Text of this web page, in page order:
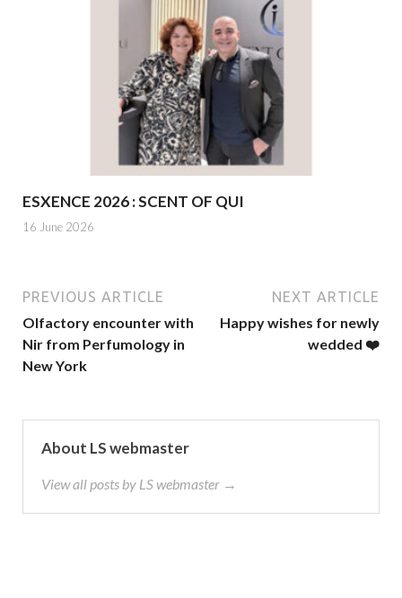
ESXENCE 2026 : SCENT OF QUI
16 June 2026
PREVIOUS ARTICLE
Olfactory encounter with
Nir from Perfumology in
New York
NEXT ARTICLE
Happy wishes for newly
wedded ❤️
About LS webmaster
View all posts by LS webmaster →